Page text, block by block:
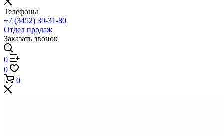
Телефоны
+7 (3452) 39-31-80
Отдел продаж
Заказать звонок
0
0
0